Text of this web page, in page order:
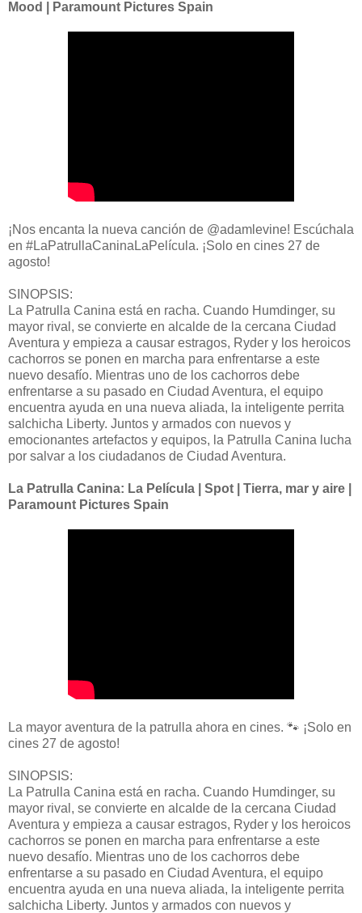
Mood | Paramount Pictures Spain
¡Nos encanta la nueva canción de @adamlevine! Escúchala
en #LaPatrullaCaninaLaPelícula. ¡Solo en cines 27 de
agosto!
SINOPSIS:
La Patrulla Canina está en racha. Cuando Humdinger, su
mayor rival, se convierte en alcalde de la cercana Ciudad
Aventura y empieza a causar estragos, Ryder y los heroicos
cachorros se ponen en marcha para enfrentarse a este
nuevo desafío. Mientras uno de los cachorros debe
enfrentarse a su pasado en Ciudad Aventura, el equipo
encuentra ayuda en una nueva aliada, la inteligente perrita
salchicha Liberty. Juntos y armados con nuevos y
emocionantes artefactos y equipos, la Patrulla Canina lucha
por salvar a los ciudadanos de Ciudad Aventura.
La Patrulla Canina: La Película | Spot | Tierra, mar y aire |
Paramount Pictures Spain
La mayor aventura de la patrulla ahora en cines. 🐾 ¡Solo en
cines 27 de agosto!
SINOPSIS:
La Patrulla Canina está en racha. Cuando Humdinger, su
mayor rival, se convierte en alcalde de la cercana Ciudad
Aventura y empieza a causar estragos, Ryder y los heroicos
cachorros se ponen en marcha para enfrentarse a este
nuevo desafío. Mientras uno de los cachorros debe
enfrentarse a su pasado en Ciudad Aventura, el equipo
encuentra ayuda en una nueva aliada, la inteligente perrita
salchicha Liberty. Juntos y armados con nuevos y